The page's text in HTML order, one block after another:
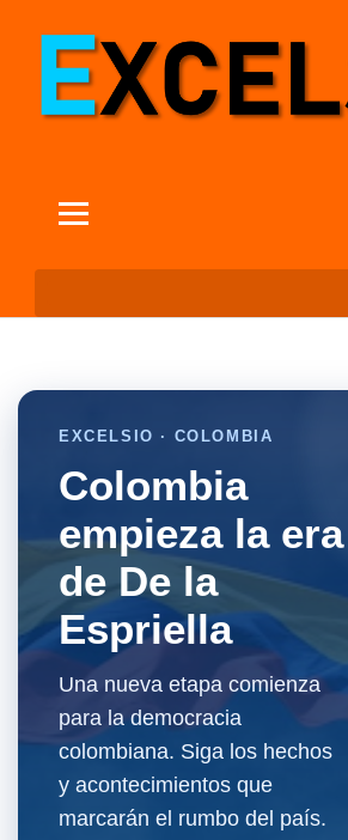
EXCELSIO · COLOMBIA
Colombia
empieza la era
de De la
Espriella
Una nueva etapa comienza
para la democracia
colombiana. Siga los hechos
y acontecimientos que
marcarán el rumbo del país.